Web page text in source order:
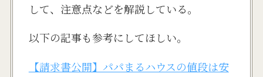
して、注意点などを解説している。
以下の記事も参考にしてほしい。
【請求書公開】パパまるハウスの値段は安